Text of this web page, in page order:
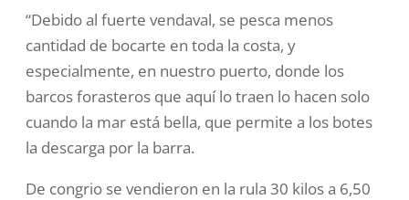
“Debido al fuerte vendaval, se pesca menos
cantidad de bocarte en toda la costa, y
especialmente, en nuestro puerto, donde los
barcos forasteros que aquí lo traen lo hacen solo
cuando la mar está bella, que permite a los botes
la descarga por la barra.
De congrio se vendieron en la rula 30 kilos a 6,50